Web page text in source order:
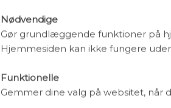
Figuren viser energikapaciteten
forskellige metaller samt, hvor
jorden, hvorimod natrium (Na),
overalt. Metallerne er ordnet på
Nødvendige
Gør grundlæggende funktioner på
Hjemmesiden kan ikke fungere
Funktionelle
Gemmer dine valg på websitet, når